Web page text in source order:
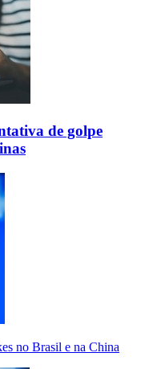
de golpe
no Brasil e na China